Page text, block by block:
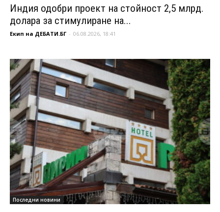
Индия одобри проект на стойност 2,5 млрд.
долара за стимулиране на...
Екип на ДЕБАТИ.БГ - 06.08.2026, 18:41
Последни новини